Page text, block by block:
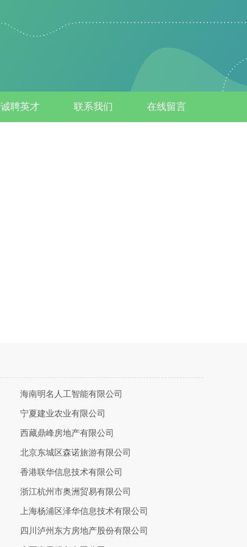
诚聘英才 联系我们 在线留言
海南明名人工智能有限公司
宁夏建业农业有限公司
西藏鼎峰房地产有限公司
北京东城区森诺旅游有限公司
香港联华信息技术有限公司
浙江杭州市奥洲贸易有限公司
上海杨浦区泽华信息技术有限公司
四川泸州东方房地产股份有限公司